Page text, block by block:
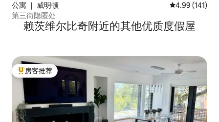
公寓 ｜ 威明顿 平均评分 4.99
4.99 (141)
第三街隐匿处
赖茨维尔比奇附近的其他优质度假屋
热门「房客推荐」
房客推荐